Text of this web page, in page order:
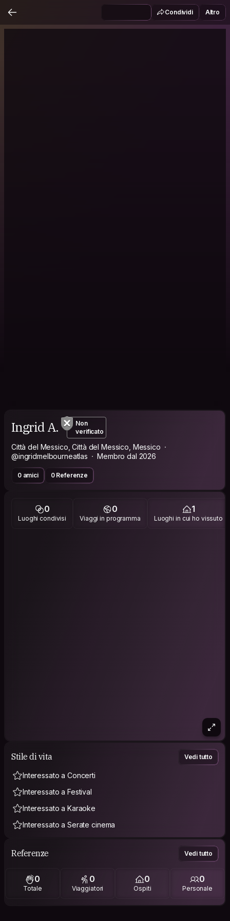
Condividi Altro
Ingrid A.
Non
verificato
Città del Messico, Città del Messico, Messico
@ingridmelbourneatlas
Membro dal 2026
0 amici 0 Referenze
0
Luoghi condivisi
0
Viaggi in programma
1
Luoghi in cui ho vissuto
Stile di vita Vedi tutto
Interessato a Concerti
Interessato a Festival
Interessato a Karaoke
Interessato a Serate cinema
Referenze Vedi tutto
0
Totale
0
Viaggiatori
0
Ospiti
0
Personale